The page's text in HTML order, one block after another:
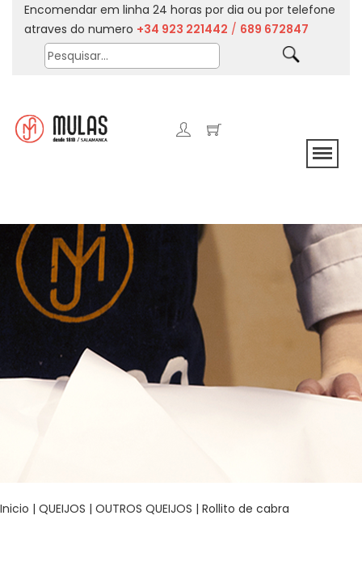
Encomendar em linha 24 horas por dia ou por telefone
atraves do numero +34 923 221442 / 689 672847
Inicio | QUEIJOS | OUTROS QUEIJOS | Rollito de cabra